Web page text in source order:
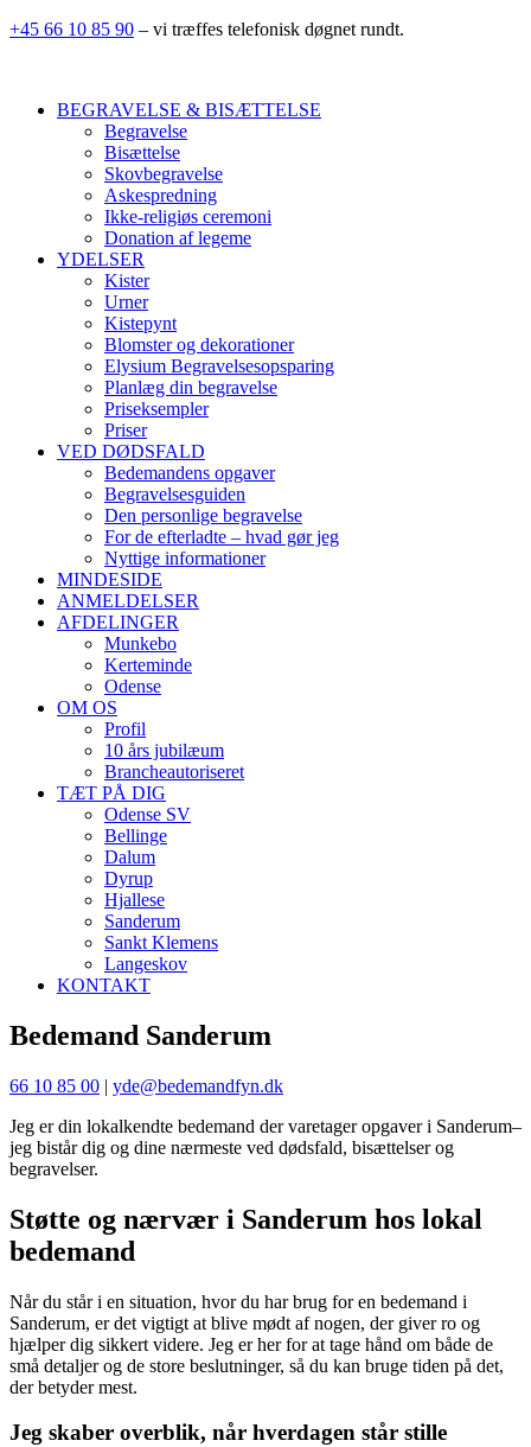
+45 66 10 85 90 – vi træffes telefonisk døgnet rundt.
BEGRAVELSE & BISÆTTELSE
Begravelse
Bisættelse
Skovbegravelse
Askespredning
Ikke-religiøs ceremoni
Donation af legeme
YDELSER
Kister
Urner
Kistepynt
Blomster og dekorationer
Elysium Begravelsesopsparing
Planlæg din begravelse
Priseksempler
Priser
VED DØDSFALD
Bedemandens opgaver
Begravelsesguiden
Den personlige begravelse
For de efterladte – hvad gør jeg
Nyttige informationer
MINDESIDE
ANMELDELSER
AFDELINGER
Munkebo
Kerteminde
Odense
OM OS
Profil
10 års jubilæum
Brancheautoriseret
TÆT PÅ DIG
Odense SV
Bellinge
Dalum
Dyrup
Hjallese
Sanderum
Sankt Klemens
Langeskov
KONTAKT
Bedemand Sanderum
66 10 85 00 | yde@bedemandfyn.dk
Jeg er din lokalkendte bedemand der varetager opgaver i Sanderum–
jeg bistår dig og dine nærmeste ved dødsfald, bisættelser og
begravelser.
Støtte og nærvær i Sanderum hos lokal
bedemand
Når du står i en situation, hvor du har brug for en bedemand i
Sanderum, er det vigtigt at blive mødt af nogen, der giver ro og
hjælper dig sikkert videre. Jeg er her for at tage hånd om både de
små detaljer og de store beslutninger, så du kan bruge tiden på det,
der betyder mest.
Jeg skaber overblik, når hverdagen står stille